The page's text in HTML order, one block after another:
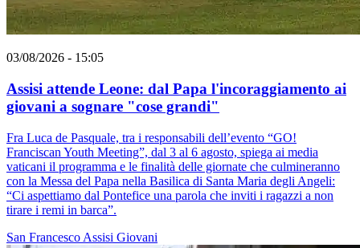
03/08/2026 - 15:05
Assisi attende Leone: dal Papa l'incoraggiamento ai
giovani a sognare "cose grandi"
Fra Luca de Pasquale, tra i responsabili dell’evento “GO!
Franciscan Youth Meeting”, dal 3 al 6 agosto, spiega ai media
vaticani il programma e le finalità delle giornate che culmineranno
con la Messa del Papa nella Basilica di Santa Maria degli Angeli:
“Ci aspettiamo dal Pontefice una parola che inviti i ragazzi a non
tirare i remi in barca”.
San Francesco Assisi Giovani